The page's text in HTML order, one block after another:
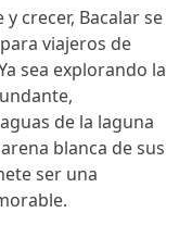
crecer, Bacalar se
viajeros de
sea explorando la
de la laguna
blanca de sus
ser una